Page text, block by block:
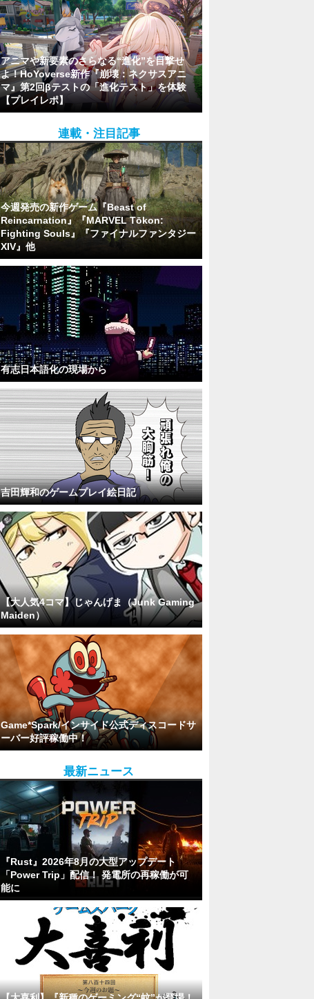
アニマや新要素のさらなる“進化”を目撃せ
よ！HoYoverse新作『崩壊：ネクサスアニ
マ』第2回βテストの「進化テスト」を体験
【プレイレポ】
連載・注目記事
今週発売の新作ゲーム『Beast of
Reincarnation』『MARVEL Tōkon:
Fighting Souls』『ファイナルファンタジー
XIV』他
有志日本語化の現場から
吉田輝和のゲームプレイ絵日記
【大人気4コマ】じゃんげま（Junk Gaming
Maiden）
Game*Spark/インサイド公式ディスコードサ
ーバー好評稼働中！
最新ニュース
『Rust』2026年8月の大型アップデート
「Power Trip」配信！ 発電所の再稼働が可
能に